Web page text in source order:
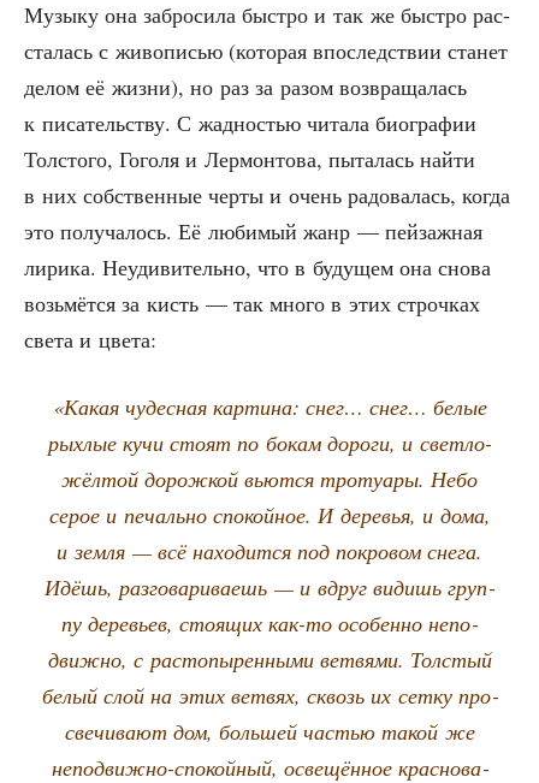
Музы­ку она забро­си­ла быст­ро и так же быст­ро рас­
ста­лась с живо­пи­сью (кото­рая впо­след­ствии ста­нет
делом её жиз­ни), но раз за разом воз­вра­ща­лась
к писа­тель­ству. С жад­но­стью чита­ла био­гра­фии
Тол­сто­го, Гого­ля и Лер­мон­то­ва, пыта­лась най­ти
в них соб­ствен­ные чер­ты и очень радо­ва­лась, когда
это полу­ча­лось. Её люби­мый жанр — пей­заж­ная
лири­ка. Неуди­ви­тель­но, что в буду­щем она сно­ва
возь­мёт­ся за кисть — так мно­го в этих строч­ках
све­та и цвета:
«Какая чудес­ная кар­ти­на: снег… снег… белые
рых­лые кучи сто­ят по бокам доро­ги, и свет­ло-
жёл­той дорож­кой вьют­ся тро­туа­ры. Небо
серое и печаль­но спо­кой­ное. И дере­вья, и дома,
и зем­ля — всё нахо­дит­ся под покро­вом сне­га.
Идёшь, раз­го­ва­ри­ва­ешь — и вдруг видишь груп­
пу дере­вьев, сто­я­щих как-то осо­бен­но непо­
движ­но, с рас­то­пы­рен­ны­ми вет­вя­ми. Тол­стый
белый слой на этих вет­вях, сквозь их сет­ку про­
све­чи­ва­ют дом, боль­шей частью такой же
непо­движ­но-спо­кой­ный, осве­щён­ное крас­но­ва­